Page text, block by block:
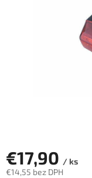
€17,90 / ks
€14,55 bez DPH